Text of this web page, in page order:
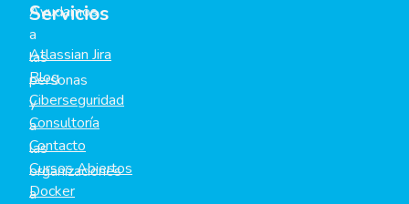
Ayudamos
a
las
personas
y
a
las
organizaciones
a
Servicios
Atlassian Jira
Blog
Ciberseguridad
Consultoría
Contacto
Cursos Abiertos
Docker